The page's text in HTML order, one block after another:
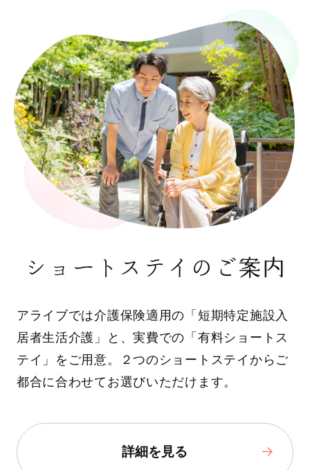
ショートステイのご案内
アライブでは介護保険適用の「短期特定施設入
居者生活介護」と、実費での「有料ショートス
テイ」をご用意。２つのショートステイからご
都合に合わせてお選びいただけます。
詳細を見る